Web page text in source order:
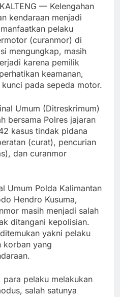
— Kelengahan
kendaraan menjadi
pelaku
(curanmor) di
mengungkap, masih
karena pemilik
keamanan,
pada sepeda motor.
Umum (Ditreskrimum)
bersama Polres jajaran
kasus tindak pidana
(curat), pencurian
dan curanmor
Umum Polda Kalimantan
Hendro Kusuma,
masih menjadi salah
ditangani kepolisian.
yakni pelaku
korban yang
para pelaku melakukan
salah satunya